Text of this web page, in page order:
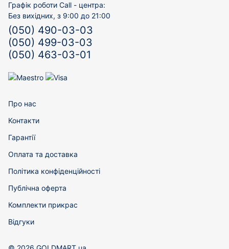
Графік роботи Call - центра:
Без вихідних, з 9:00 до 21:00
(050) 490-03-03
(050) 499-03-03
(050) 463-03-01
Про нас
Контакти
Гарантії
Оплата та доставка
Політика конфіденційності
Публічна оферта
Комплекти прикрас
Відгуки